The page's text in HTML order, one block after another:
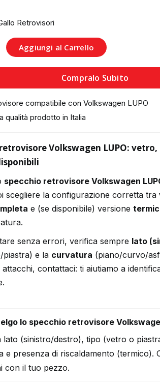
Retrovisori
Aggiungi al Carrello
Compralo Subito
compatibile con Volkswagen LUPO
qualità prodotto in Italia
Volkswagen LUPO:
specchio retrovisore Volkswagen
scegliere la configurazione corretta tra
e (se disponibile) versione
senza errori, verifica sempre lato
piastra) e la curvatura (piano/curvo/
contattaci: ti aiutiamo a
lo specchio retrovisore
lato (sinistro/destro), tipo (vetro o
e presenza di riscaldamento (termico).
con il tuo pezzo.